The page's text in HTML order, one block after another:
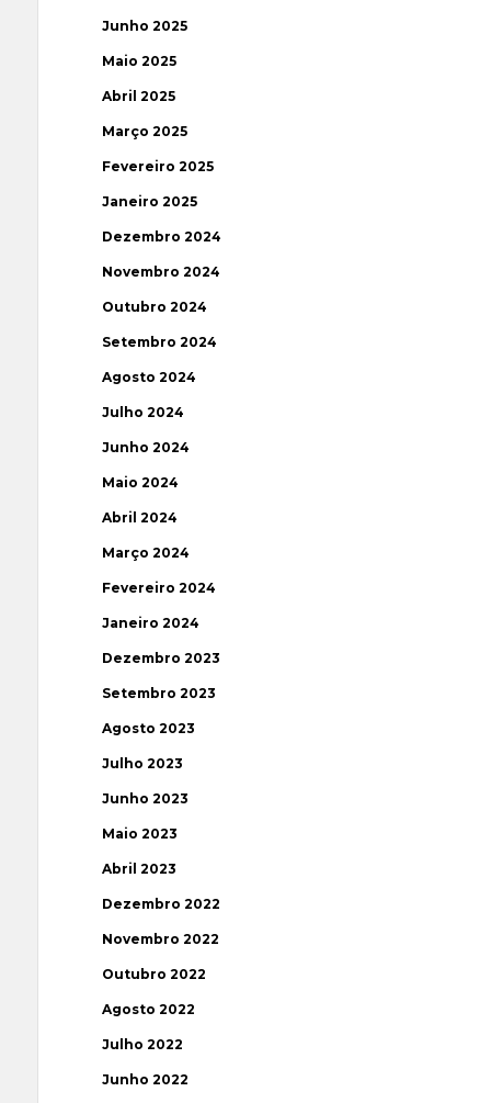
Junho 2025
Maio 2025
Abril 2025
Março 2025
Fevereiro 2025
Janeiro 2025
Dezembro 2024
Novembro 2024
Outubro 2024
Setembro 2024
Agosto 2024
Julho 2024
Junho 2024
Maio 2024
Abril 2024
Março 2024
Fevereiro 2024
Janeiro 2024
Dezembro 2023
Setembro 2023
Agosto 2023
Julho 2023
Junho 2023
Maio 2023
Abril 2023
Dezembro 2022
Novembro 2022
Outubro 2022
Agosto 2022
Julho 2022
Junho 2022